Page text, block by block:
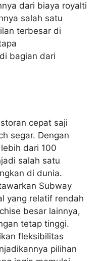
dari biaya royalti
salah satu
terbesar di
bagian dari
cepat saji
segar. Dengan
dari 100
salah satu
di dunia.
Subway
yang relatif rendah
besar lainnya,
tetap tinggi.
fleksibilitas
pilihan